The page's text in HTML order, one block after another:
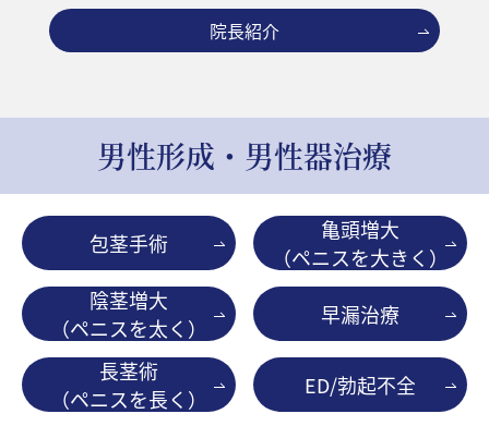
院長紹介
男性形成・男性器治療
包茎手術
亀頭増大
（ペニスを大きく）
陰茎増大
（ペニスを太く）
早漏治療
長茎術
（ペニスを長く）
ED/勃起不全